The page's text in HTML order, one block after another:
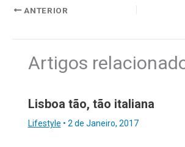
ANTERIOR
Artigos
Lisboa tão, tão italiana
Lifestyle • 2 de Janeiro, 2017